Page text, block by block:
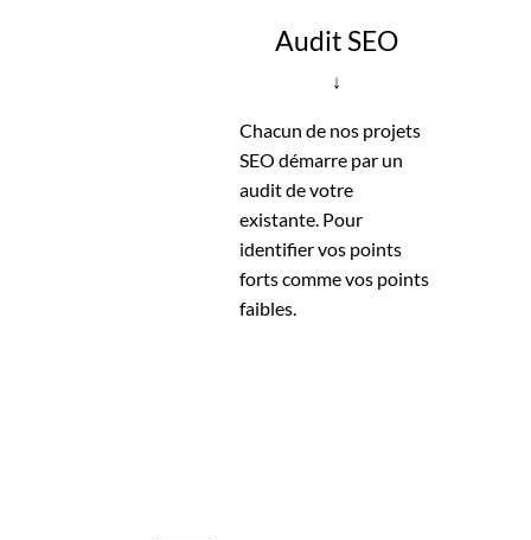
Audit SEO
↓
Chacun de nos projets
SEO démarre par un
audit de votre
existante. Pour
identifier vos points
forts comme vos points
faibles.